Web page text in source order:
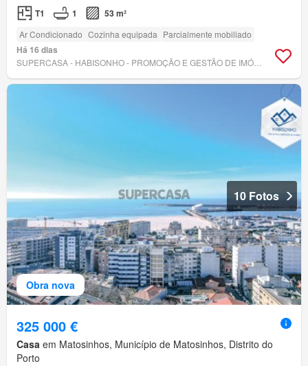
T1 1 53 m²
Ar Condicionado Cozinha equipada Parcialmente mobiliado
Há 16 dias
Obra nova
10 Fotos
325 000 €
Casa em Matosinhos, Município de Matosinhos, Distrito do
Porto